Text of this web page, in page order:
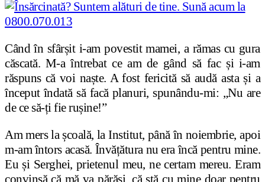
Când în sfârșit i-am povestit mamei, a rămas cu gura
căscată. M-a întrebat ce am de gând să fac și i-am
răspuns că voi naște. A fost fericită să audă asta și a
început îndată să facă planuri, spunându-mi: „Nu are
de ce să-ți fie rușine!”
Am mers la școală, la Institut, până în noiembrie, apoi
m-am întors acasă. Învățătura nu era încă pentru mine.
Eu și Serghei, prietenul meu, ne certam mereu. Eram
convinsă că mă va părăsi, că stă cu mine doar pentru